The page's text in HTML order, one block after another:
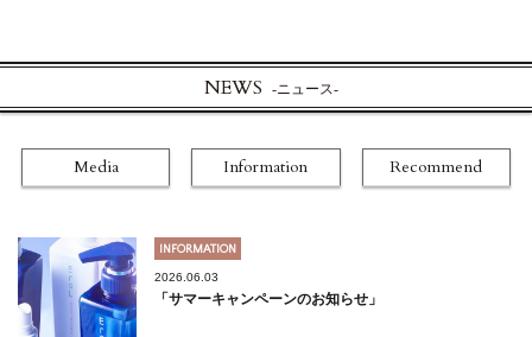
NEWS -ニュース-
Media Information Recommend
INFORMATION
2026.06.03
「サマーキャンペーンのお知らせ」